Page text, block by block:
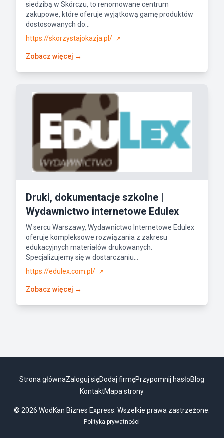
siedzibą w Skórczu, to renomowane centrum
zakupowe, które oferuje wyjątkową gamę produktów
dostosowanych do...
https://skorzystajokazja.pl/
↗
Zobacz więcej →
Druki, dokumentacje szkolne |
Wydawnictwo internetowe Edulex
W sercu Warszawy, Wydawnictwo Internetowe Edulex
oferuje kompleksowe rozwiązania z zakresu
edukacyjnych materiałów drukowanych.
Specjalizujemy się w dostarczaniu...
https://edulex.com.pl/
↗
Zobacz więcej →
Strona głównaZaloguj sięDodaj firmęPrzypomnij hasłoBlog
KontaktMapa strony
© 2026 WodKan Biznes Express. Wszelkie prawa zastrzeżone.
Polityka prywatności